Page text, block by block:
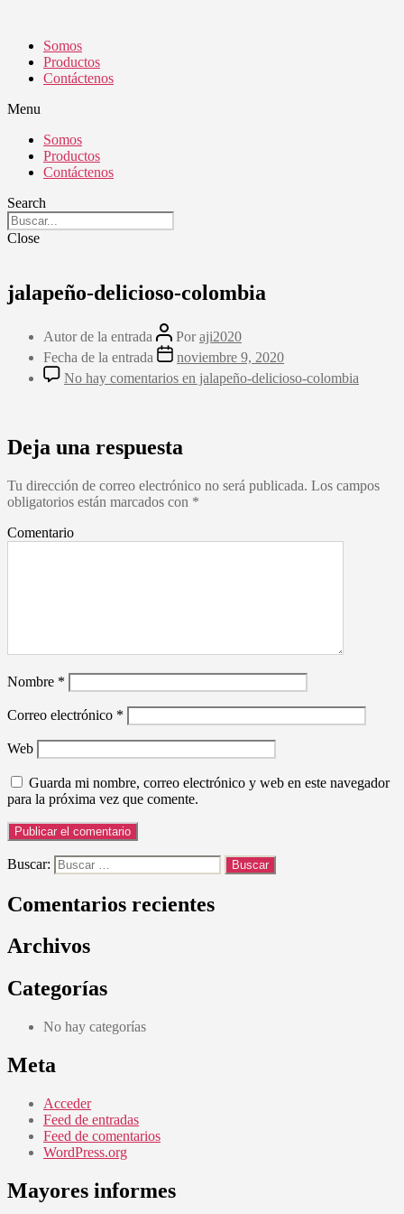
Somos
Productos
Contáctenos
Menu
Somos
Productos
Contáctenos
Search
Close
jalapeño-delicioso-colombia
Autor de la entrada Poraji2020
Fecha de la entrada
noviembre 9, 2020
No hay comentarios en jalapeño-delicioso-colombia
Deja una respuesta
Tu dirección de correo electrónico no será publicada. Los campos
obligatorios están marcados con *
Comentario
Nombre *
Correo electrónico *
Web
Guarda mi nombre, correo electrónico y web en este navegador
para la próxima vez que comente.
Buscar:
Comentarios recientes
Archivos
Categorías
No hay categorías
Meta
Acceder
Feed de entradas
Feed de comentarios
WordPress.org
Mayores informes